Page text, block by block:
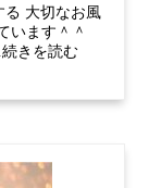
る 大切なお風
います＾＾
きを読む